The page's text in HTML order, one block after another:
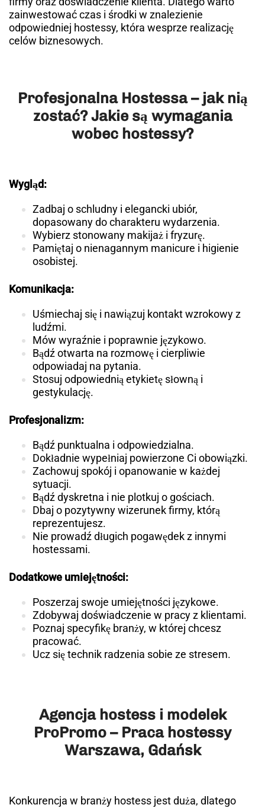
zainwestować czas i środki w znalezienie
odpowiedniej hostessy, która wesprze realizację
celów biznesowych.
Profesjonalna Hostessa – jak nią
zostać? Jakie są wymagania
wobec hostessy?
Wygląd:
Zadbaj o schludny i elegancki ubiór,
dopasowany do charakteru wydarzenia.
Wybierz stonowany makijaż i fryzurę.
Pamiętaj o nienagannym manicure i higienie
osobistej.
Komunikacja:
Uśmiechaj się i nawiązuj kontakt wzrokowy z
ludźmi.
Mów wyraźnie i poprawnie językowo.
Bądź otwarta na rozmowę i cierpliwie
odpowiadaj na pytania.
Stosuj odpowiednią etykietę słowną i
gestykulację.
Profesjonalizm:
Bądź punktualna i odpowiedzialna.
Dokładnie wypełniaj powierzone Ci obowiązki.
Zachowuj spokój i opanowanie w każdej
sytuacji.
Bądź dyskretna i nie plotkuj o gościach.
Dbaj o pozytywny wizerunek firmy, którą
reprezentujesz.
Nie prowadź długich pogawędek z innymi
hostessami.
Dodatkowe umiejętności:
Poszerzaj swoje umiejętności językowe.
Zdobywaj doświadczenie w pracy z klientami.
Poznaj specyfikę branży, w której chcesz
pracować.
Ucz się technik radzenia sobie ze stresem.
Agencja hostess i modelek
ProPromo – Praca hostessy
Warszawa, Gdańsk
Konkurencja w branży hostess jest duża, dlatego